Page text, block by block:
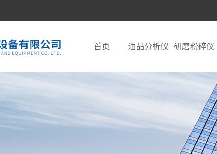
首页 油品分析仪 研磨粉碎仪